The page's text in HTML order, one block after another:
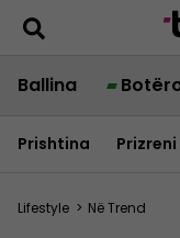
Ballina
Prishtina Prizreni
Lifestyle > Në Trend